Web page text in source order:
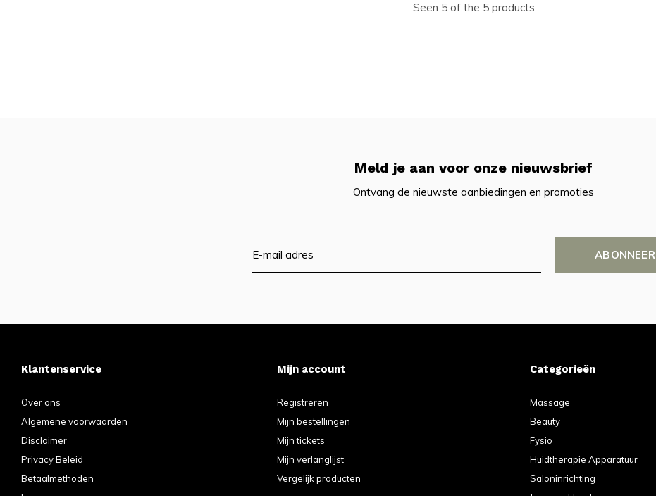
Seen 5 of the 5 products
Meld je aan voor onze nieuwsbrief
Ontvang de nieuwste aanbiedingen en promoties
ABONNEER
Klantenservice
Over ons
Algemene voorwaarden
Disclaimer
Privacy Beleid
Betaalmethoden
Mijn account
Registreren
Mijn bestellingen
Mijn tickets
Mijn verlanglijst
Vergelijk producten
Categorieën
Massage
Beauty
Fysio
Huidtherapie Apparatuur
Saloninrichting